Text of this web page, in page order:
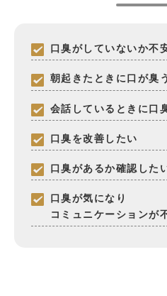
口臭がしていないか不
朝起きたときに口が臭う
会話しているときに口
口臭を改善したい
口臭があるか確認した
口臭が気になり
コミュニケーションが